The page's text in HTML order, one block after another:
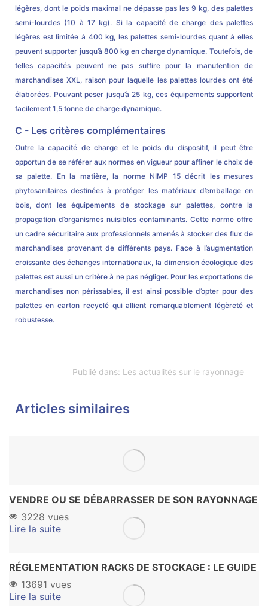
légères, dont le poids maximal ne dépasse pas les 9 kg, des palettes
semi-lourdes (10 à 17 kg). Si la capacité de charge des palettes
légères est limitée à 400 kg, les palettes semi-lourdes quant à elles
peuvent supporter jusqu’à 800 kg en charge dynamique. Toutefois, de
telles capacités peuvent ne pas suffire pour la manutention de
marchandises XXL, raison pour laquelle les palettes lourdes ont été
élaborées. Pouvant peser jusqu’à 25 kg, ces équipements supportent
facilement 1,5 tonne de charge dynamique.
C - Les critères complémentaires
Outre la capacité de charge et le poids du dispositif, il peut être
opportun de se référer aux normes en vigueur pour affiner le choix de
sa palette. En la matière, la norme NIMP 15 décrit les mesures
phytosanitaires destinées à protéger les matériaux d’emballage en
bois, dont les équipements de stockage sur palettes, contre la
propagation d’organismes nuisibles contaminants. Cette norme offre
un cadre sécuritaire aux professionnels amenés à stocker des flux de
marchandises provenant de différents pays. Face à l’augmentation
croissante des échanges internationaux, la dimension écologique des
palettes est aussi un critère à ne pas négliger. Pour les exportations de
marchandises non périssables, il est ainsi possible d’opter pour des
palettes en carton recyclé qui allient remarquablement légèreté et
robustesse.
Publié dans: Les actualités sur le rayonnage
Articles similaires
VENDRE OU SE DÉBARRASSER DE SON RAYONNAGE
3228 vues
Lire la suite
RÉGLEMENTATION RACKS DE STOCKAGE : LE GUIDE
13691 vues
Lire la suite